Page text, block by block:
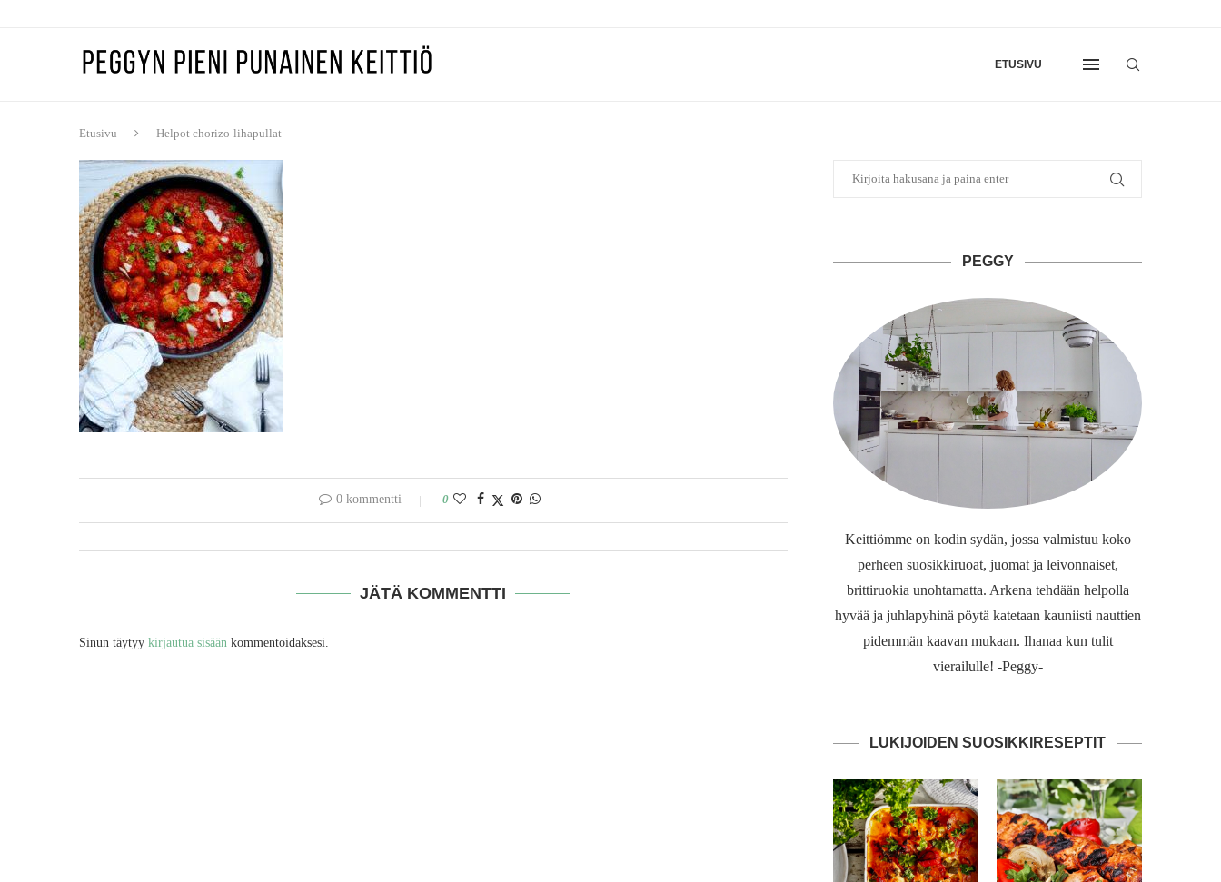
ETUSIVU
Etusivu Helpot chorizo-lihapullat
0 kommentti 0
JÄTÄ KOMMENTTI
Sinun täytyy kirjautua sisään kommentoidaksesi.
PEGGY
Keittiömme on kodin sydän, jossa valmistuu koko
perheen suosikkiruoat, juomat ja leivonnaiset,
brittiruokia unohtamatta. Arkena tehdään helpolla
hyvää ja juhlapyhinä pöytä katetaan kauniisti nauttien
pidemmän kaavan mukaan. Ihanaa kun tulit
vierailulle! -Peggy-
LUKIJOIDEN SUOSIKKIRESEPTIT